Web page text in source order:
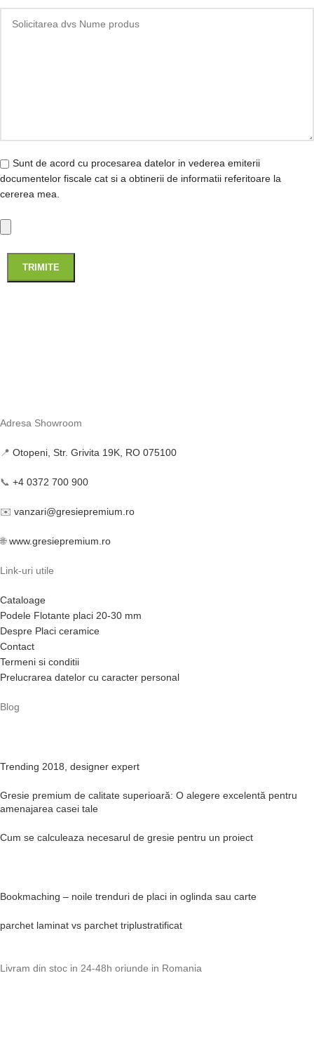
Sunt de acord cu procesarea datelor in vederea emiterii
documentelor fiscale cat si a obtinerii de informatii referitoare la
cererea mea.
Adresa Showroom
📍 Otopeni, Str. Grivita 19K, RO 075100
📞 +4 0372 700 900
✉️ vanzari@gresiepremium.ro
🌐www.gresiepremium.ro
Link-uri utile
Cataloage
Podele Flotante placi 20-30 mm
Despre Placi ceramice
Contact
Termeni si conditii
Prelucrarea datelor cu caracter personal
Blog
Trending 2018, designer expert
Gresie premium de calitate superioară: O alegere excelentă pentru
amenajarea casei tale
Cum se calculeaza necesarul de gresie pentru un proiect
Bookmaching – noile trenduri de placi in oglinda sau carte
parchet laminat vs parchet triplustratificat
Livram din stoc in 24-48h oriunde in Romania